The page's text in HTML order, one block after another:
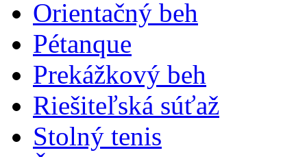
Orientačný beh
Pétanque
Prekážkový beh
Riešiteľská súťaž
Stolný tenis